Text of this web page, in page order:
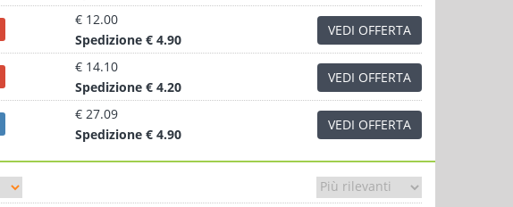
€ 12.00
Spedizione € 4.90
VEDI OFFERTA
€ 14.10
Spedizione € 4.20
VEDI OFFERTA
€ 27.09
Spedizione € 4.90
VEDI OFFERTA